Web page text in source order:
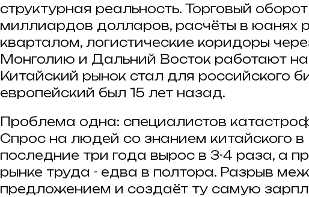
структурная реальность. Торговый
миллиардов долларов, расчёты в юанях
кварталом, логистические коридоры
Монголию и Дальний Восток работают
Китайский рынок стал для российского
европейский был 15 лет назад.
Проблема одна: специалистов
Спрос на людей со знанием китайского в
последние три года вырос в 3-4 раза, а
рынке труда - едва в полтора. Разрыв
предложением и создаёт ту самую